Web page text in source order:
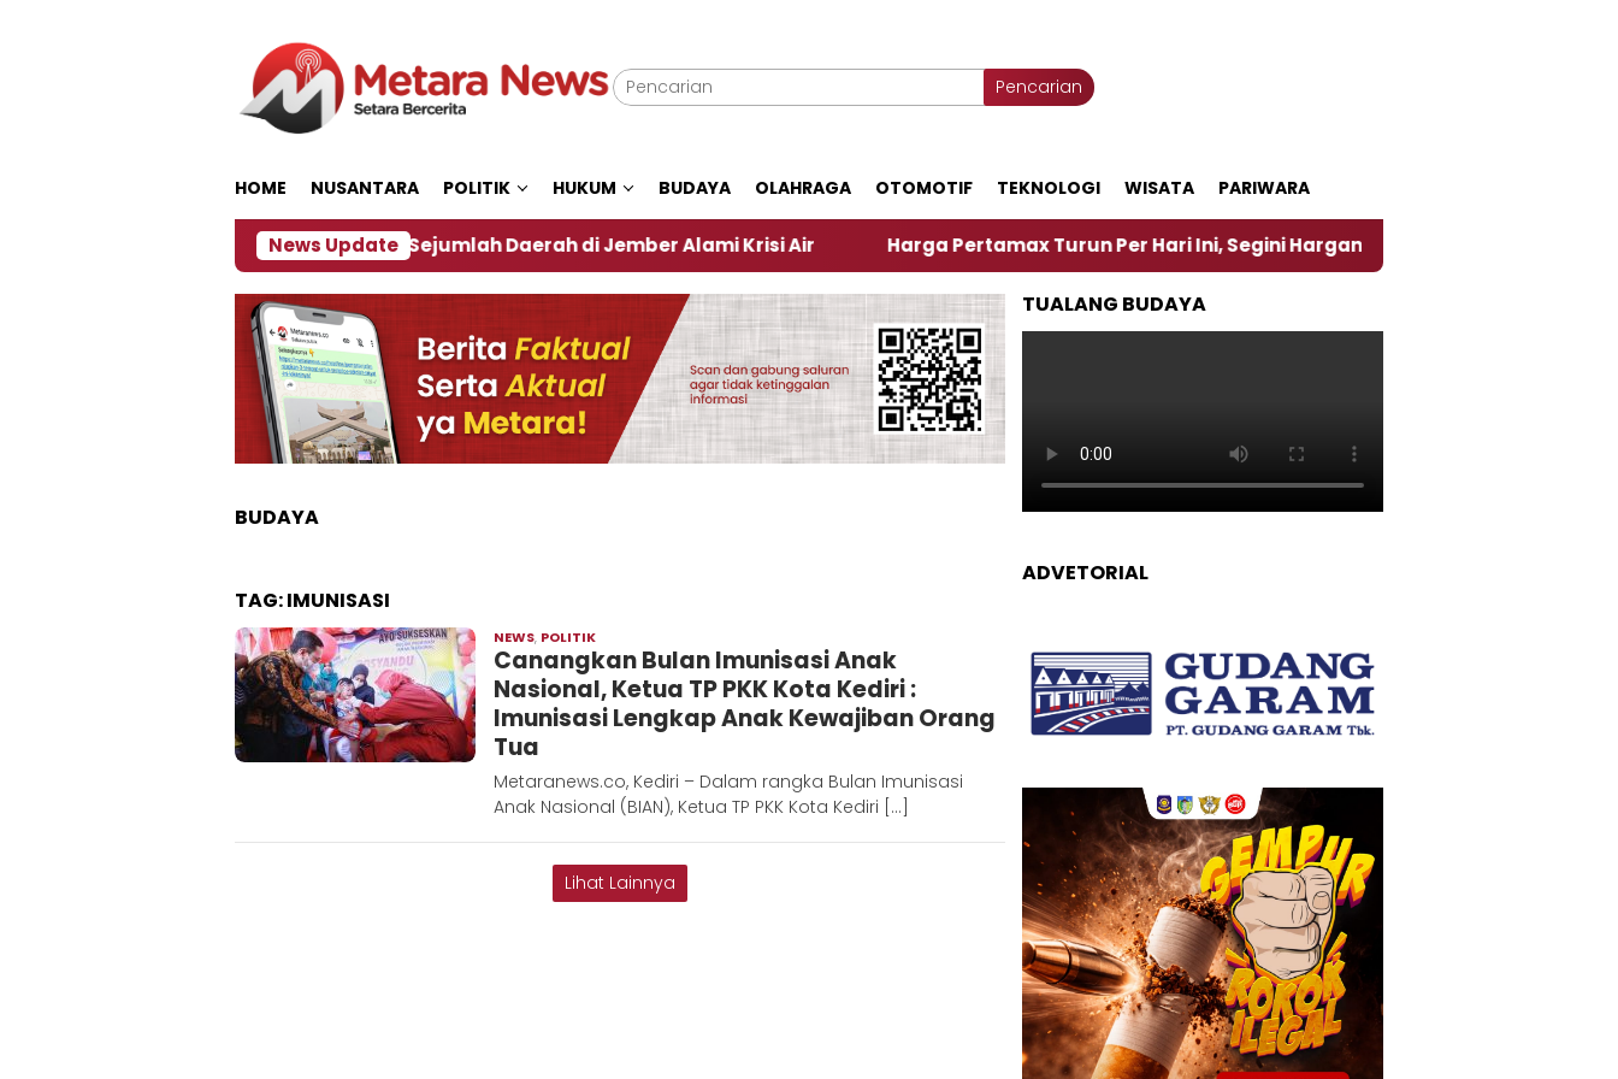
Pencarian
HOME NUSANTARA POLITIK HUKUM BUDAYA OLAHRAGA OTOMOTIF TEKNOLOGI WISATA PARIWARA
News Update
Dampak El Nino, Sejumlah Daerah di Jember Alami Krisi Air Harga Pertamax Turun Per Hari Ini, Segini Harganya ‎Nasirun Maestro Lukis
BUDAYA
TAG:IMUNISASI
NEWS, POLITIK
Metara
Canangkan Bulan Imunisasi Anak
Nasional, Ketua TP PKK Kota Kediri :
Imunisasi Lengkap Anak Kewajiban Orang
Tua
Metaranews.co, Kediri – Dalam rangka Bulan Imunisasi
Anak Nasional (BIAN), Ketua TP PKK Kota Kediri […]
Lihat Lainnya
TUALANG BUDAYA
ADVETORIAL